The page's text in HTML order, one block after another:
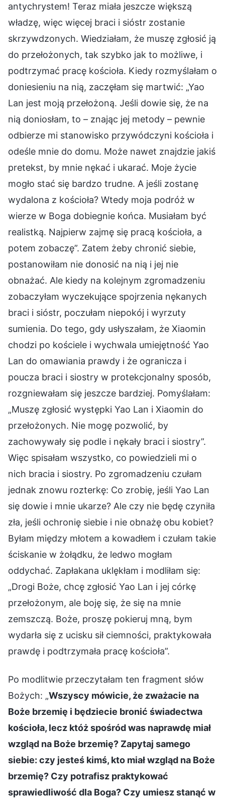
antychrystem! Teraz miała jeszcze większą
władzę, więc więcej braci i sióstr zostanie
skrzywdzonych. Wiedziałam, że muszę zgłosić ją
do przełożonych, tak szybko jak to możliwe, i
podtrzymać pracę kościoła. Kiedy rozmyślałam o
doniesieniu na nią, zaczęłam się martwić: „Yao
Lan jest moją przełożoną. Jeśli dowie się, że na
nią doniosłam, to – znając jej metody – pewnie
odbierze mi stanowisko przywódczyni kościoła i
odeśle mnie do domu. Może nawet znajdzie jakiś
pretekst, by mnie nękać i ukarać. Moje życie
mogło stać się bardzo trudne. A jeśli zostanę
wydalona z kościoła? Wtedy moja podróż w
wierze w Boga dobiegnie końca. Musiałam być
realistką. Najpierw zajmę się pracą kościoła, a
potem zobaczę”. Zatem żeby chronić siebie,
postanowiłam nie donosić na nią i jej nie
obnażać. Ale kiedy na kolejnym zgromadzeniu
zobaczyłam wyczekujące spojrzenia nękanych
braci i sióstr, poczułam niepokój i wyrzuty
sumienia. Do tego, gdy usłyszałam, że Xiaomin
chodzi po kościele i wychwala umiejętność Yao
Lan do omawiania prawdy i że ogranicza i
poucza braci i siostry w protekcjonalny sposób,
rozgniewałam się jeszcze bardziej. Pomyślałam:
„Muszę zgłosić występki Yao Lan i Xiaomin do
przełożonych. Nie mogę pozwolić, by
zachowywały się podle i nękały braci i siostry”.
Więc spisałam wszystko, co powiedzieli mi o
nich bracia i siostry. Po zgromadzeniu czułam
jednak znowu rozterkę: Co zrobię, jeśli Yao Lan
się dowie i mnie ukarze? Ale czy nie będę czyniła
zła, jeśli ochronię siebie i nie obnażę obu kobiet?
Byłam między młotem a kowadłem i czułam takie
ściskanie w żołądku, że ledwo mogłam
oddychać. Zapłakana uklękłam i modliłam się:
„Drogi Boże, chcę zgłosić Yao Lan i jej córkę
przełożonym, ale boję się, że się na mnie
zemszczą. Boże, proszę pokieruj mną, bym
wydarła się z ucisku sił ciemności, praktykowała
prawdę i podtrzymała pracę kościoła”.
Po modlitwie przeczytałam ten fragment słów
Bożych: „Wszyscy mówicie, że zważacie na
Boże brzemię i będziecie bronić świadectwa
kościoła, lecz któż spośród was naprawdę miał
wzgląd na Boże brzemię? Zapytaj samego
siebie: czy jesteś kimś, kto miał wzgląd na Boże
brzemię? Czy potrafisz praktykować
sprawiedliwość dla Boga? Czy umiesz stanąć w